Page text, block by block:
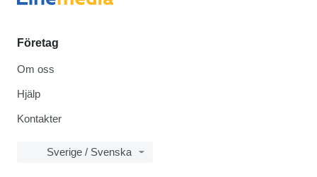
Företag
Om oss
Hjälp
Kontakter
Sverige / Svenska